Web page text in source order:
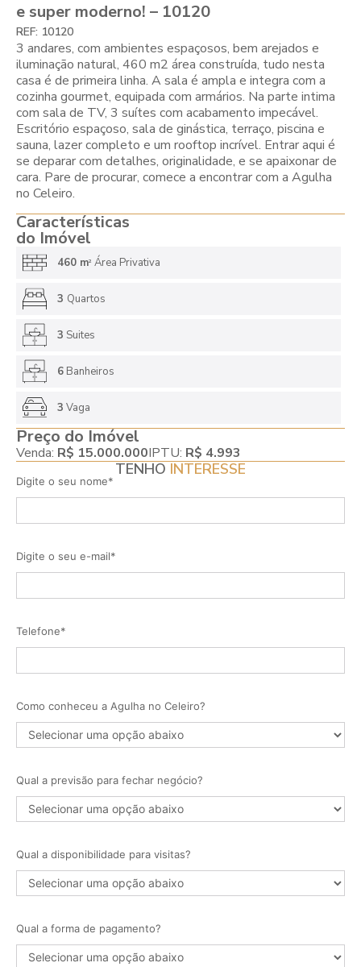
e super moderno! – 10120
REF: 10120
3 andares, com ambientes espaçosos, bem arejados e
iluminação natural, 460 m2 área construída, tudo nesta
casa é de primeira linha. A sala é ampla e integra com a
cozinha gourmet, equipada com armários. Na parte intima
com sala de TV, 3 suítes com acabamento impecável.
Escritório espaçoso, sala de ginástica, terraço, piscina e
sauna, lazer completo e um rooftop incrível. Entrar aqui é
se deparar com detalhes, originalidade, e se apaixonar de
cara. Pare de procurar, comece a encontrar com a Agulha
no Celeiro.
Características
do Imóvel
460 m2 Área Privativa
3 Quartos
3 Suites
6Banheiros
3 Vaga
Preço do Imóvel
Venda: R$ 15.000.000IPTU: R$ 4.993
TENHO INTERESSE
Digite o seu nome*
Digite o seu e-mail*
Telefone*
Como conheceu a Agulha no Celeiro?
Qual a previsão para fechar negócio?
Qual a disponibilidade para visitas?
Qual a forma de pagamento?